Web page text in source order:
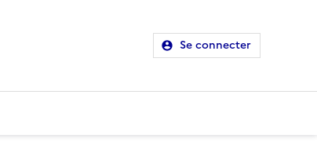
Se connecter